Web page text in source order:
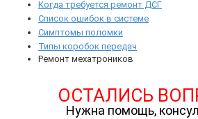
Когда требуется ремонт ДСГ
Список ошибок в системе
Симптомы поломки
Типы коробок передач
Ремонт мехатроников
ОСТАЛИСЬ
Нужна помощь,